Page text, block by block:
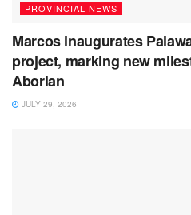
PROVINCIAL NEWS
Marcos inaugurates
project, marking new
Aborlan
JULY 29, 2026